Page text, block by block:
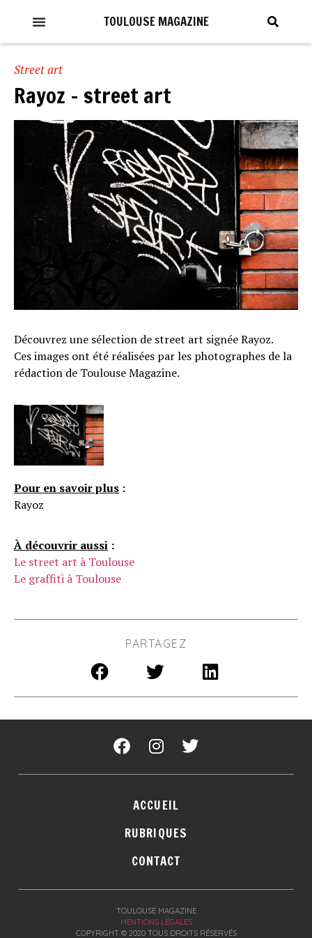
TOULOUSE MAGAZINE
Street art
Rayoz – street art
Découvrez une sélection de street art signée Rayoz.
Ces images ont été réalisées par les photographes de la
rédaction de Toulouse Magazine.
Pour en savoir plus :
Rayoz
À découvrir aussi :
Le street art à Toulouse
Le graffiti à Toulouse
PARTAGEZ
ACCUEIL
RUBRIQUES
CONTACT
TOULOUSE MAGAZINE
MENTIONS LÉGALES
COPYRIGHT © 2020 TOUS DROITS RÉSERVÉS